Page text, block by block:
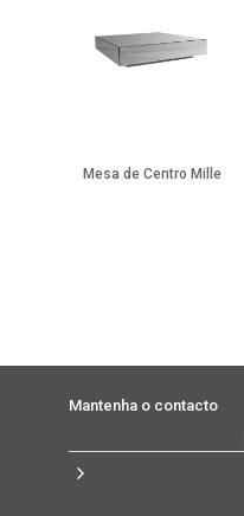
Mesa de Centro Mille
Mantenha o contacto